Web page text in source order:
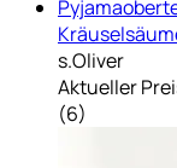
s.Oliver
Aktueller
(6)